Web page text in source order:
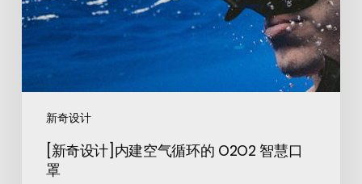
新奇设计
[新奇设计]内建空气循环的 O2O2 智慧口
罩